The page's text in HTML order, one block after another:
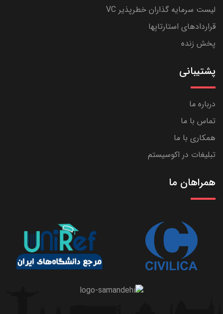
لیست سرمایه گذاران خطرپذیر VC
قراردادهای استارتاپها
پخش زنده
پشتیبانی
درباره ما
تماس با ما
همکاری با ما
تبلیغات در اکوسیستم
همراهان ما